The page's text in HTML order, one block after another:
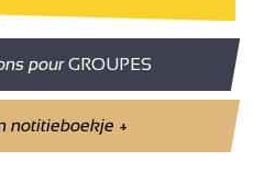
pourGROUPES
notitieboekje+